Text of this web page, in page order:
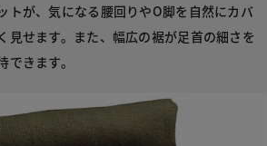
トが、気になる腰回りやO脚を自然にカバ
見せます。また、幅広の裾が足首の細さを
できます。